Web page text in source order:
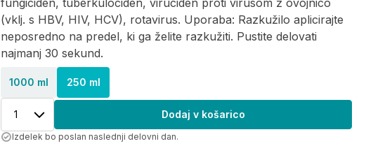
fungiciden, tuberkulociden, viruciden proti virusom z ovojnico
(vklj. s HBV, HIV, HCV), rotavirus. Uporaba: Razkužilo aplicirajte
neposredno na predel, ki ga želite razkužiti. Pustite delovati
najmanj 30 sekund.
1000 ml 250 ml
1 Dodaj v košarico
Izdelek bo poslan naslednji delovni dan.